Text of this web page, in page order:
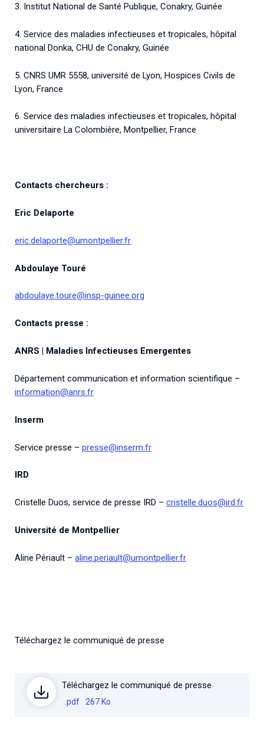
3. Institut National de Santé Publique, Conakry, Guinée
4. Service des maladies infectieuses et tropicales, hôpital
national Donka, CHU de Conakry, Guinée
5. CNRS UMR 5558, université de Lyon, Hospices Civils de
Lyon, France
6. Service des maladies infectieuses et tropicales, hôpital
universitaire La Colombière, Montpellier, France
Contacts chercheurs :
Eric Delaporte
eric.delaporte@umontpellier.fr
Abdoulaye Touré
abdoulaye.toure@insp-guinee.org
Contacts presse :
ANRS | Maladies Infectieuses Emergentes
Département communication et information scientifique –
information@anrs.fr
Inserm
Service presse – presse@inserm.fr
IRD
Cristelle Duos, service de presse IRD – cristelle.duos@ird.fr
Université de Montpellier
Aline Périault – aline.periault@umontpellier.fr
Téléchargez le communiqué de presse
Téléchargez le communiqué de presse
.pdf 267 Ko